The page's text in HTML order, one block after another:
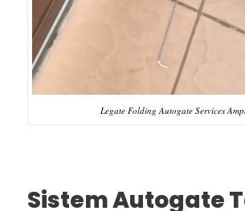
Legate Folding Autogate Services
Sistem Autogate